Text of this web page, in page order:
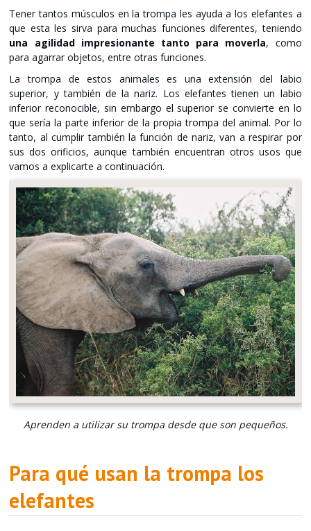
Tener tantos músculos en la trompa les ayuda a los elefantes a
que esta les sirva para muchas funciones diferentes, teniendo
una agilidad impresionante tanto para moverla, como
para agarrar objetos, entre otras funciones.
La trompa de estos animales es una extensión del labio
superior, y también de la nariz. Los elefantes tienen un labio
inferior reconocible, sin embargo el superior se convierte en lo
que sería la parte inferior de la propia trompa del animal. Por lo
tanto, al cumplir también la función de nariz, van a respirar por
sus dos orificios, aunque también encuentran otros usos que
vamos a explicarte a continuación.
Aprenden a utilizar su trompa desde que son pequeños.
Para qué usan la trompa los
elefantes